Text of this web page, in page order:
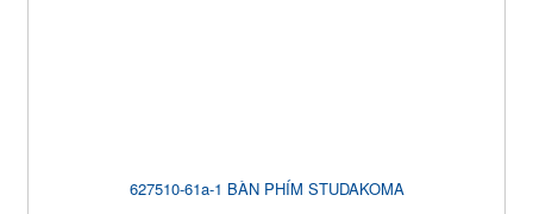
627510-61a-1 BÀN PHÍM STUDAKOMA